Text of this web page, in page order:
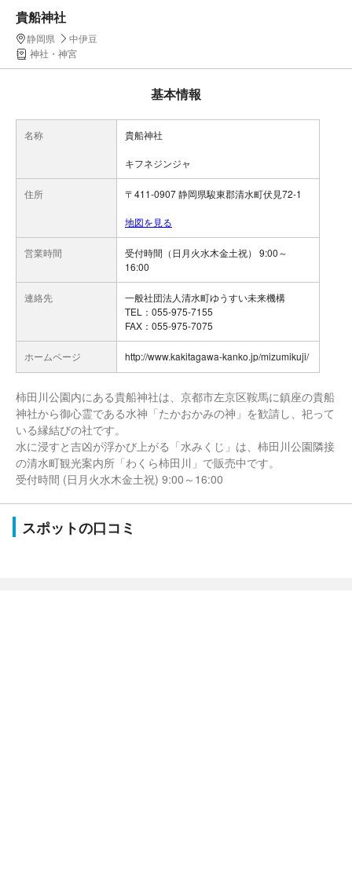
貴船神社
静岡県
中伊豆
神社・神宮
基本情報
名称 貴船神社
キフネジンジャ
住所 〒411-0907 静岡県駿東郡清水町伏見72-1
地図を見る
営業時間
受付時間（日月火水木金土祝） 9:00～
16:00
連絡先
一般社団法人清水町ゆうすい未来機構
TEL：055-975-7155
FAX：055-975-7075
ホームページ http://www.kakitagawa-kanko.jp/mizumikuji/
柿田川公園内にある貴船神社は、京都市左京区鞍馬に鎮座の貴船
神社から御心霊である水神「たかおかみの神」を歓請し、祀って
いる縁結びの社です。
水に浸すと吉凶が浮かび上がる「水みくじ」は、柿田川公園隣接
の清水町観光案内所「わくら柿田川」で販売中です。
受付時間 (日月火水木金土祝) 9:00～16:00
スポットの口コミ